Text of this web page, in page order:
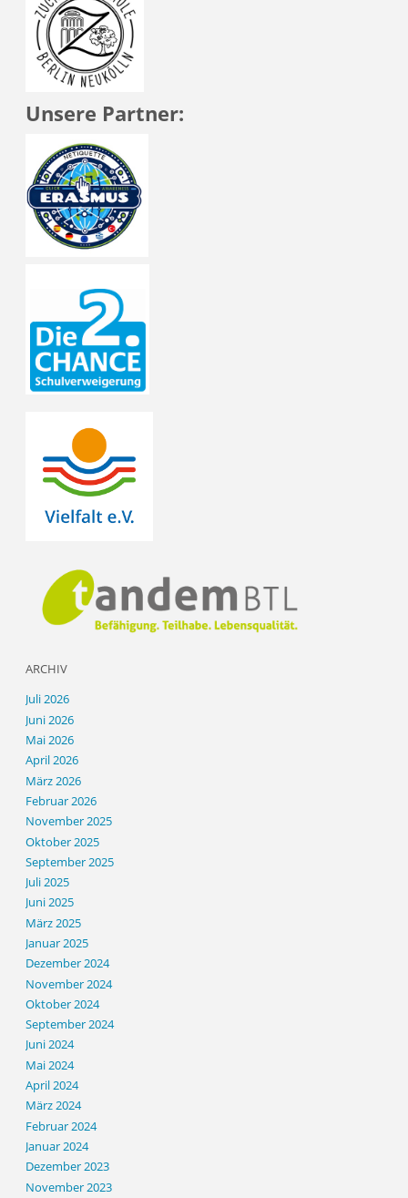
Unsere Partner:
ARCHIV
Juli 2026
Juni 2026
Mai 2026
April 2026
März 2026
Februar 2026
November 2025
Oktober 2025
September 2025
Juli 2025
Juni 2025
März 2025
Januar 2025
Dezember 2024
November 2024
Oktober 2024
September 2024
Juni 2024
Mai 2024
April 2024
März 2024
Februar 2024
Januar 2024
Dezember 2023
November 2023